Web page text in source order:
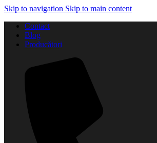
Skip to navigation Skip to main content
Contact
Blog
Producători